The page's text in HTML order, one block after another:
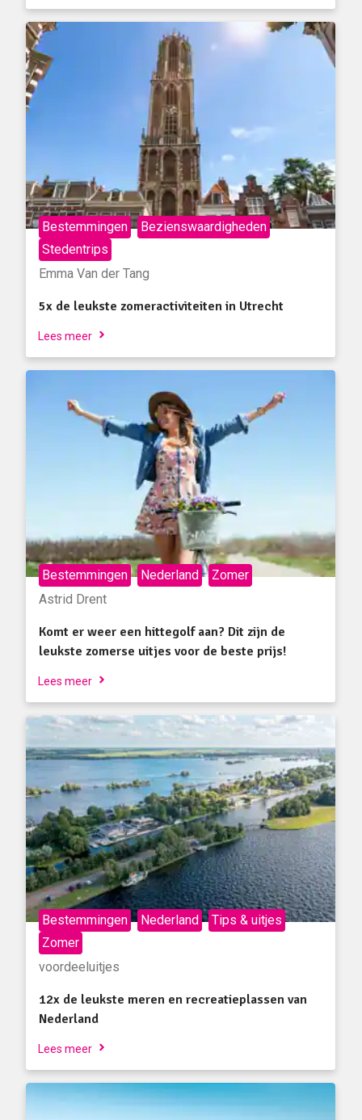
Bestemmingen
Bezienswaardigheden
Stedentrips
Emma Van der Tang
5x de leukste zomeractiviteiten in Utrecht
Lees meer
Bestemmingen Nederland
Zomer
Astrid Drent
Komt er weer een hittegolf aan? Dit zijn de
leukste zomerse uitjes voor de beste prijs!
Lees meer
Bestemmingen Nederland
Tips & uitjes
Zomer
voordeeluitjes
12x de leukste meren en recreatieplassen van
Nederland
Lees meer